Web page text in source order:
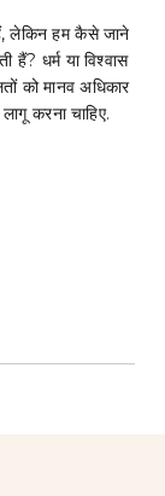
लेकिन हम कैसे जाने
धर्म या विश्वास
को मानव अधिकार
करना चाहिए.
की आज़ादी के लिए सीमाएं